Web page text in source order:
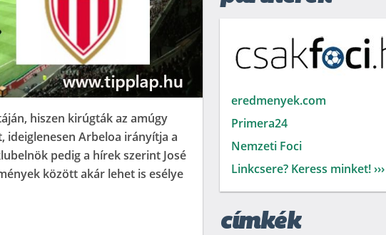
hiszen kirúgták az amúgy
ideiglenesen Arbeloa irányítja a
pedig a hírek szerint José
között akár lehet is esélye
eredmenyek.com
Primera24
Nemzeti Foci
Linkcsere? Keress minket! ›››
címkék